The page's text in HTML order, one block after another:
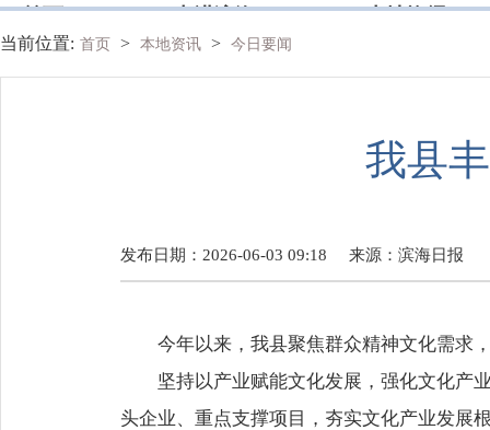
首页 走进滨海 本地资讯
当前位置: 首页 > 本地资讯 > 今日要闻
我县
发布日期：2026-06-03 09:18 来源： 滨海日报
今年以来，我县聚焦群众精神文化需求
坚持以产业赋能文化发展，强化文化产
头企业、重点支撑项目，夯实文化产业发展